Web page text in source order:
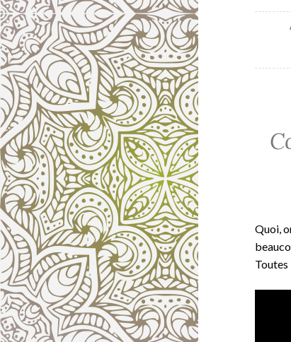
Quoi,
Toutes